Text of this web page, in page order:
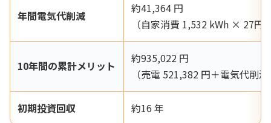
年間電気代削減
約41,364 円
（自家消費 1,532 kWh × 27円/
10年間の累計メリット
約935,022 円
（売電 521,382 円＋電気代削
初期投資回収 約16 年